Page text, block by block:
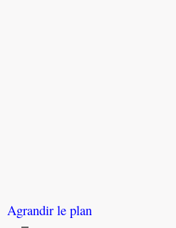
Agrandir le plan